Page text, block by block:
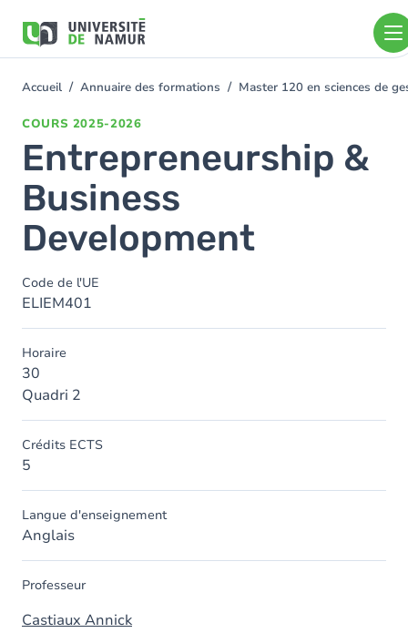
contenu
You
Accueil Annuaire des formations Master 120 en sciences de
COURS 2025-2026
Entrepreneurship &
Business
Development
Code de l'UE
ELIEM401
Horaire
30
Quadri 2
Crédits ECTS
5
Langue d'enseignement
Anglais
Professeur
Castiaux Annick